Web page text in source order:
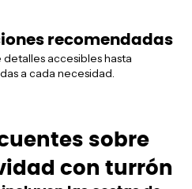
recomendadas
accesibles hasta
a cada necesidad.
sobre
con turrón